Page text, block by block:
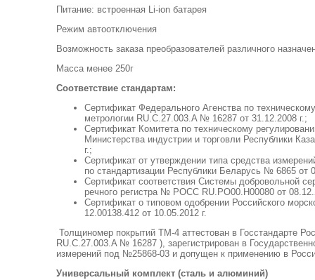
Питание: встроенная Li-ion батарея
Режим автоотключения
Возможность заказа преобразователей различного
Масса менее 250г
Соответствие стандартам:
Сертификат Федерального Агенства по
метрологии RU.C.27.003.A № 16287 от 31.12.2008 г.;
Сертификат Комитета по техническому
Министерства индустрии и торговли Республики
г.;
Сертификат от утверждении типа средства
по стандартизации Республики Беларусь № 6865 от
Сертификат соответствия Системы добровольной
речного регистра № РОСС RU.PO00.H00080 от
Сертификат о типовом одобрении Российского
12.00138.412 от 10.05.2012 г.
Толщиномер покрытий ТМ-4 аттестован в Госстандарте
RU.C.27.003.A № 16287 ), зарегистрирован в
измерений под №25868-03 и допущен к применению в
Универсальный комплект (сталь и алюминий)